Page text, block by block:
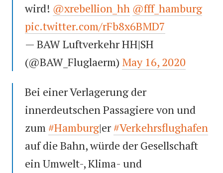
wird! @xrebellion_hh @fff_hamburg
pic.twitter.com/rFb8x6BMD7
— BAW Luftverkehr HH|SH
(@BAW_Fluglaerm) May 16, 2020
Bei einer Verlagerung der
innerdeutschen Passagiere von und
zum #Hamburg|er#Verkehrsflughafen
auf die Bahn, würde der Gesellschaft
ein Umwelt-, Klima- und